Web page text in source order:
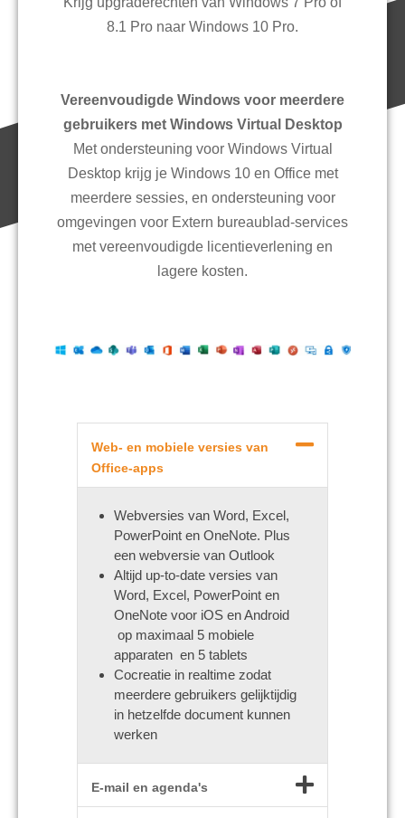
8.1 Pro naar Windows 10 Pro.
Vereenvoudigde Windows voor meerdere
gebruikers met Windows Virtual Desktop
Met ondersteuning voor Windows Virtual
Desktop krijg je Windows 10 en Office met
meerdere sessies, en ondersteuning voor
omgevingen voor Extern bureaublad-services
met vereenvoudigde licentieverlening en
lagere kosten.
Web- en mobiele versies van
Office-apps
Webversies van Word, Excel,
PowerPoint en OneNote. Plus
een webversie van Outlook
Altijd up-to-date versies van
Word, Excel, PowerPoint en
OneNote voor iOS en Android
op maximaal 5 mobiele
apparaten en 5 tablets
Cocreatie in realtime zodat
meerdere gebruikers gelijktijdig
in hetzelfde document kunnen
werken
E-mail en agenda's